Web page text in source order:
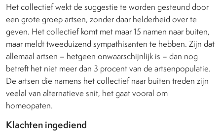
Het collectief wekt de suggestie te worden gesteund door
een grote groep artsen, zonder daar helderheid over te
geven. Het collectief komt met maar 15 namen naar buiten,
maar meldt tweeduizend sympathisanten te hebben. Zijn dat
allemaal artsen – hetgeen onwaarschijnlijk is – dan nog
betreft het niet meer dan 3 procent van de artsenpopulatie.
De artsen die namens het collectief naar buiten treden zijn
veelal van alternatieve snit, het gaat vooral om
homeopaten.
Klachten ingediend